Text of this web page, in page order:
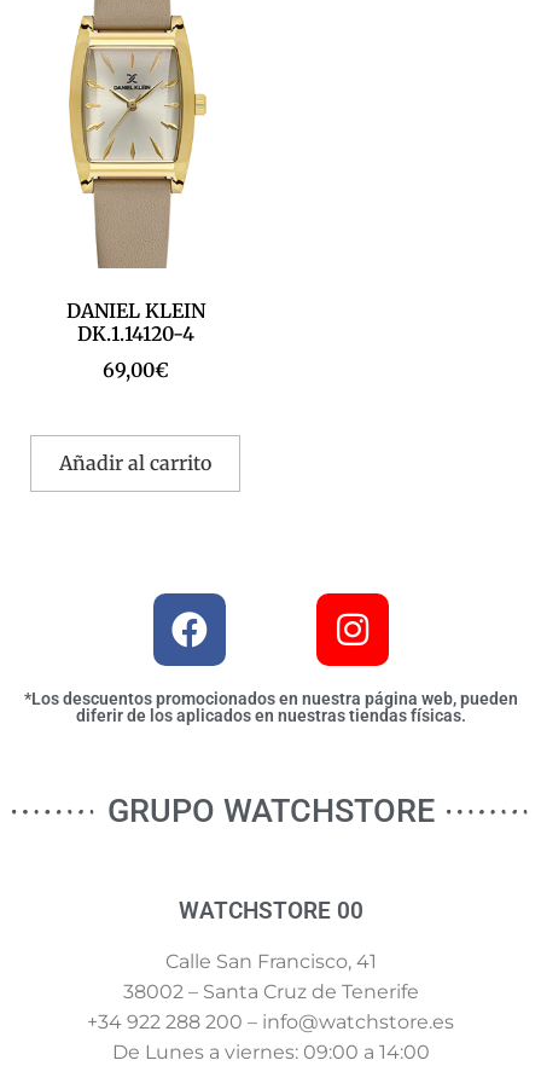
DANIEL KLEIN
DK.1.14120-4
69,00€
Añadir al carrito
*Los descuentos promocionados en nuestra página web, pueden
diferir de los aplicados en nuestras tiendas físicas.
GRUPO WATCHSTORE
WATCHSTORE 00
Calle San Francisco, 41
38002 – Santa Cruz de Tenerife
+34 922 288 200 – info@watchstore.es
De Lunes a viernes: 09:00 a 14:00